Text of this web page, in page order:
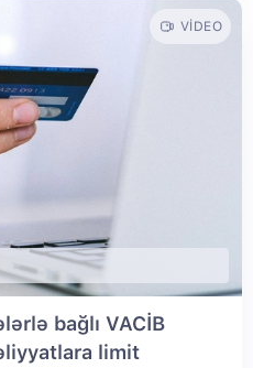
VIDEO
bağlı VACİB
limit